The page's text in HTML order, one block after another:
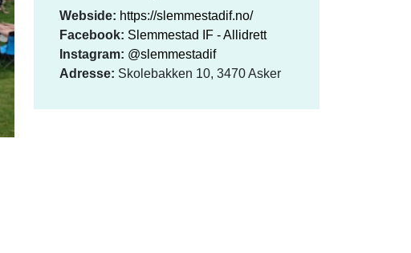
Webside: https://slemmestadif.no/
Facebook: Slemmestad IF - Allidrett
Instagram: @slemmestadif
Adresse: Skolebakken 10, 3470 Asker